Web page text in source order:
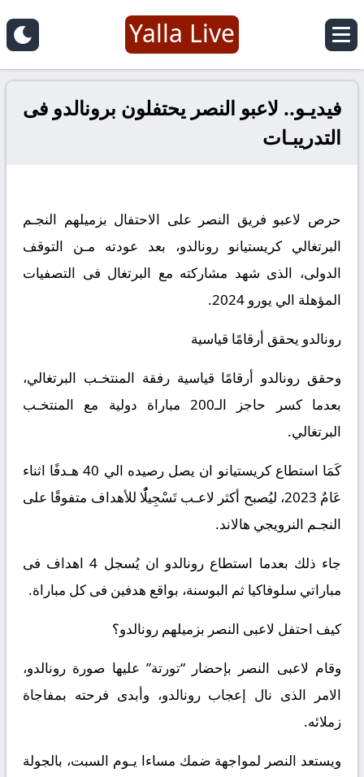
Yalla Live
فيديـو.. لاعبو النصر يحتفلون برونالدو فى
التدريبـات
حرص لاعبو فريق النصر على الاحتفال بزميلهم النجـم
البرتغالي كريستيانو رونالدو، بعد عودته مـن التوقف
الدولى، الذى شهد مشاركته مع البرتغال فى التصفيات
المؤهلة الي يورو 2024.
رونالدو يحقق أرقامًا قياسية
وحقق رونالدو أرقامًا قياسية رفقة المنتخـب البرتغالي،
بعدما كسر حاجز الـ200 مباراة دولية مع المنتخـب
البرتغالي.
كَمَا استطاع كريستيانو ان يصل رصيده الي 40 هـدفًا اثناء
عَامٌ 2023، ليُصبح أكثر لاعـب تَسْجِيلًٌا للأهداف متفوقًا على
النجـم النرويجي هالاند.
جاء ذلك بعدما استطاع رونالدو ان يُسجل 4 اهداف فى
مباراتي سلوفاكيا ثم البوسنة، بواقع هدفين فى كل مباراة.
كيف احتفل لاعبى النصر بزميلهم رونالدو؟
وقام لاعبى النصر بإحضار “تورتة” عليها صورة رونالدو،
الامر الذى نال إعجاب رونالدو، وأبدى فرحته بمفاجاة
زملائه.
ويستعد النصر لمواجهة ضمك مساءا يـوم السبت، بالجولة